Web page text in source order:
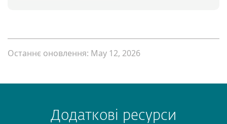
Останнє оновлення: May 12, 2026
Додаткові ресурси